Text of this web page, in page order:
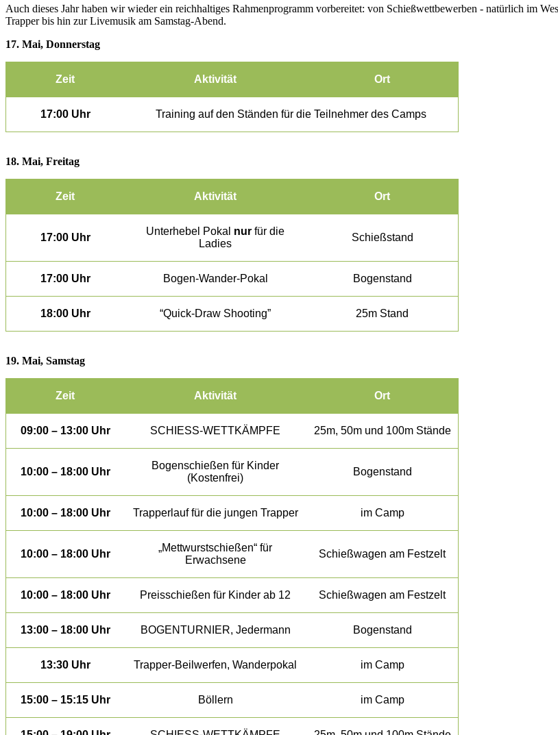
Auch dieses Jahr haben wir wieder ein reichhaltiges Rahmenprogramm vorbereitet: von Schießwettbewerben - natürlich im
Trapper bis hin zur Livemusik am Samstag-Abend.
17. Mai, Donnerstag
Zeit Aktivität Ort
17:00 Uhr Training auf den Ständen für die Teilnehmer des Camps
18. Mai, Freitag
Zeit Aktivität Ort
17:00 Uhr
Unterhebel Pokal nur für die
Ladies
Schießstand
17:00 Uhr Bogen-Wander-Pokal Bogenstand
18:00 Uhr “Quick-Draw Shooting” 25m Stand
19. Mai, Samstag
Zeit Aktivität Ort
09:00 – 13:00 Uhr SCHIESS-WETTKÄMPFE 25m, 50m und 100m Stände
10:00 – 18:00 Uhr
Bogenschießen für Kinder
(Kostenfrei)
Bogenstand
10:00 – 18:00 Uhr Trapperlauf für die jungen Trapper im Camp
10:00 – 18:00 Uhr
„Mettwurstschießen“ für
Erwachsene
Schießwagen am Festzelt
10:00 – 18:00 Uhr Preisschießen für Kinder ab 12 Schießwagen am Festzelt
13:00 – 18:00 Uhr BOGENTURNIER, Jedermann Bogenstand
13:30 Uhr Trapper-Beilwerfen, Wanderpokal im Camp
15:00 – 15:15 Uhr Böllern im Camp